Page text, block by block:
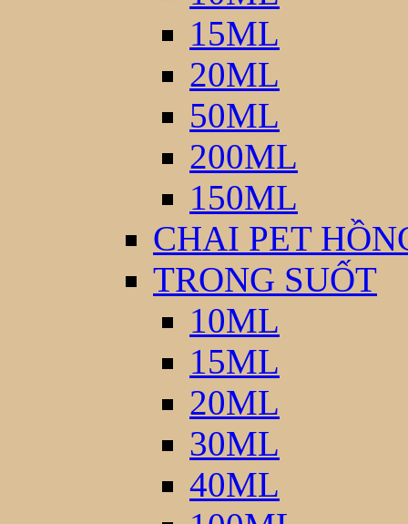
15ML
20ML
50ML
200ML
150ML
CHAI PET
TRONG SUỐT
10ML
15ML
20ML
30ML
40ML